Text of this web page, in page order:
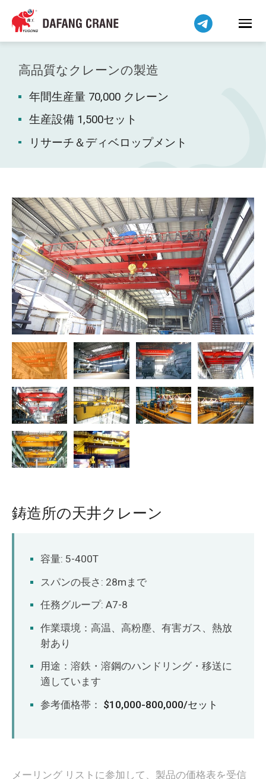
高品質なクレーンの製造
年間生産量 70,000 クレーン
生産設備 1,500セット
リサーチ＆ディベロップメント
鋳造所の天井クレーン
容量: 5-400T
スパンの長さ: 28mまで
任務グループ: A7-8
作業環境：高温、高粉塵、有害ガス、熱放
射あり
用途：溶鉄・溶鋼のハンドリング・移送に
適しています
参考価格帯： $10,000-800,000/セット
メーリング リストに参加して、製品の価格表を受信
Bahasa Indonesia
Bahasa Melayu
Tiếng Việt
简体中文
বাংলা
فارسی
Pilipino
اردو
Беларуская мова
Kiswahili
Dansk
Norsk
O‘zbekcha